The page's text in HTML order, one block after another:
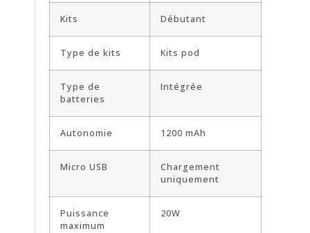
Kits Débutant
Type de kits Kits pod
Type de
batteries
Intégrée
Autonomie 1200 mAh
Micro USB
Chargement
uniquement
Puissance
maximum
20W